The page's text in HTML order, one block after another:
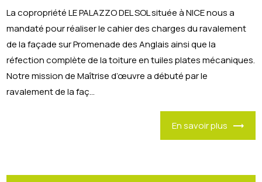
La copropriété LE PALAZZO DEL SOL située à NICE nous a
mandaté pour réaliser le cahier des charges du ravalement
de la façade sur Promenade des Anglais ainsi que la
réfection complète de la toiture en tuiles plates mécaniques.
Notre mission de Maîtrise d’œuvre a débuté par le
ravalement de la faç...
En savoir plus